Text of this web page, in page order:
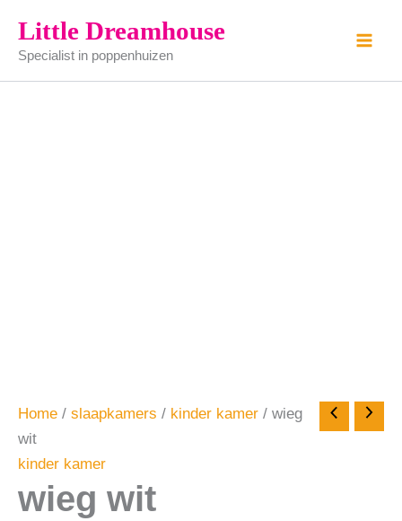
naar
inhoud
Little Dreamhouse
Specialist in poppenhuizen
Home / slaapkamers / kinder kamer / wieg
wit
kinder kamer
wieg wit
wit
aantal